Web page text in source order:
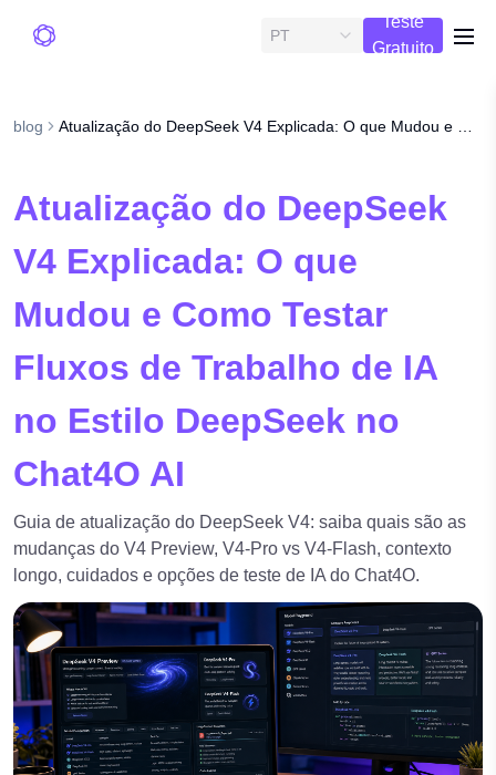
PT
Teste
Gratuito
blog
Atualização do DeepSeek
V4 Explicada: O que
Mudou e Como Testar
Fluxos de Trabalho de IA
no Estilo DeepSeek no
Chat4O AI
Guia de atualização do DeepSeek V4: saiba quais são as
mudanças do V4 Preview, V4-Pro vs V4-Flash, contexto
longo, cuidados e opções de teste de IA do Chat4O.